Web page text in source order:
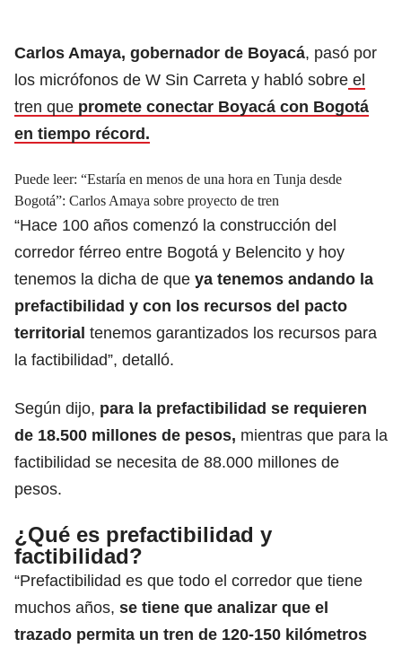
Carlos Amaya, gobernador de Boyacá, pasó por
los micrófonos de W Sin Carreta y habló sobre el
tren que promete conectar Boyacá con Bogotá
en tiempo récord.
Puede leer: “Estaría en menos de una hora en Tunja desde
Bogotá”: Carlos Amaya sobre proyecto de tren
“Hace 100 años comenzó la construcción del
corredor férreo entre Bogotá y Belencito y hoy
tenemos la dicha de que ya tenemos andando la
prefactibilidad y con los recursos del pacto
territorial tenemos garantizados los recursos para
la factibilidad”, detalló.
Según dijo, para la prefactibilidad se requieren
de 18.500 millones de pesos, mientras que para la
factibilidad se necesita de 88.000 millones de
pesos.
¿Qué es prefactibilidad y
factibilidad?
“Prefactibilidad es que todo el corredor que tiene
muchos años, se tiene que analizar que el
trazado permita un tren de 120-150 kilómetros